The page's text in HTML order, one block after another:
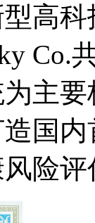
高
Co.
主
国
险